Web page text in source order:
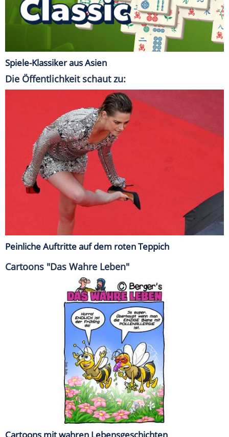
Spiele-Klassiker aus Asien
Die Öffentlichkeit schaut zu:
Peinliche Auftritte auf dem roten Teppich
Cartoons "Das Wahre Leben"
Cartoons mit wahren Lebensgeschichten